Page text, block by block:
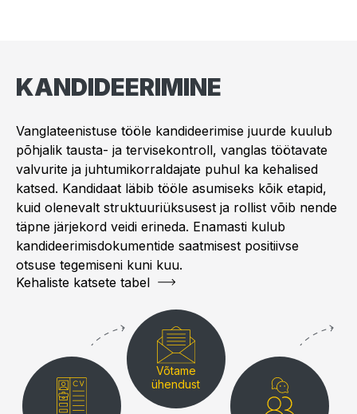
KANDIDEERIMINE
Vanglateenistuse tööle kandideerimise juurde kuulub
põhjalik tausta- ja tervisekontroll, vanglas töötavate
valvurite ja juhtumikorraldajate puhul ka kehalised
katsed. Kandidaat läbib tööle asumiseks kõik etapid,
kuid olenevalt struktuuriüksusest ja rollist võib nende
täpne järjekord veidi erineda. Enamasti kulub
kandideerimisdokumentide saatmisest positiivse
otsuse tegemiseni kuni kuu.
Pilt
Kehaliste katsete tabel
Võtame
ühendust